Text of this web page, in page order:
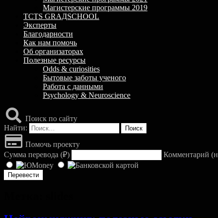
Магистерские программы 2019
TCTS GRАДSCHOOL
Эксперты
Благодарности
Как нам помочь
Об организаторах
Полезные ресурсы
Odds & curiosities
Бытовые заботы ученого
Работа с данными
Psychology & Neuroscience
Поиск по сайту
Найти:
Помочь проекту
Сумма перевода (₽) Комментарий